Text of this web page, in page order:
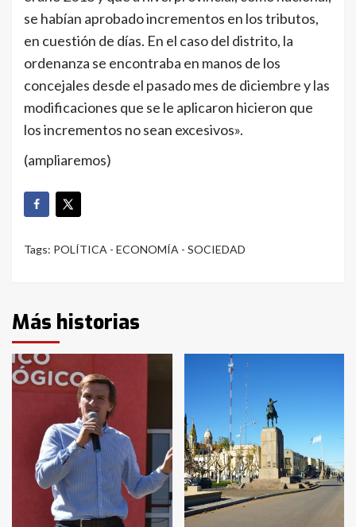
se habían aprobado incrementos en los tributos,
en cuestión de días. En el caso del distrito, la
ordenanza se encontraba en manos de los
concejales desde el pasado mes de diciembre y las
modificaciones que se le aplicaron hicieron que
los incrementos no sean excesivos».
(ampliaremos)
Tags: POLÍTICA - ECONOMÍA - SOCIEDAD
Más historias